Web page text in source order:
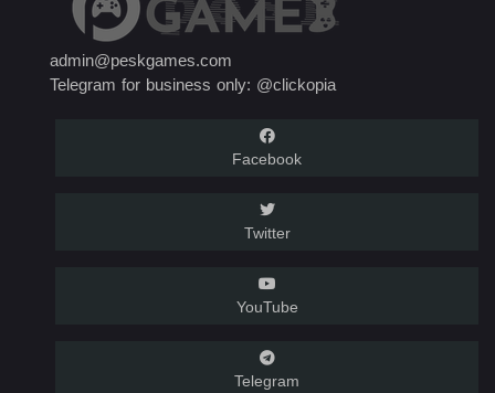
admin@peskgames.com
Telegram for business only: @clickopia
Facebook
Twitter
YouTube
Telegram